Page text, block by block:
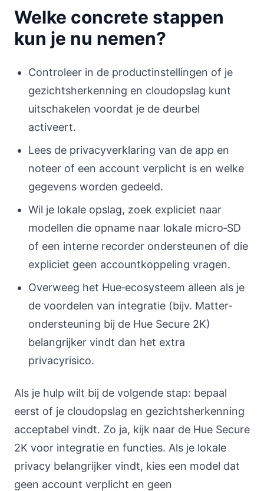
Welke concrete stappen
kun je nu nemen?
Controleer in de productinstellingen of je
gezichtsherkenning en cloudopslag kunt
uitschakelen voordat je de deurbel
activeert.
Lees de privacyverklaring van de app en
noteer of een account verplicht is en welke
gegevens worden gedeeld.
Wil je lokale opslag, zoek expliciet naar
modellen die opname naar lokale micro‑SD
of een interne recorder ondersteunen of die
expliciet geen accountkoppeling vragen.
Overweeg het Hue‑ecosysteem alleen als je
de voordelen van integratie (bijv. Matter-
ondersteuning bij de Hue Secure 2K)
belangrijker vindt dan het extra
privacyrisico.
Als je hulp wilt bij de volgende stap: bepaal
eerst of je cloudopslag en gezichtsherkenning
acceptabel vindt. Zo ja, kijk naar de Hue Secure
2K voor integratie en functies. Als je lokale
privacy belangrijker vindt, kies een model dat
geen account verplicht en geen